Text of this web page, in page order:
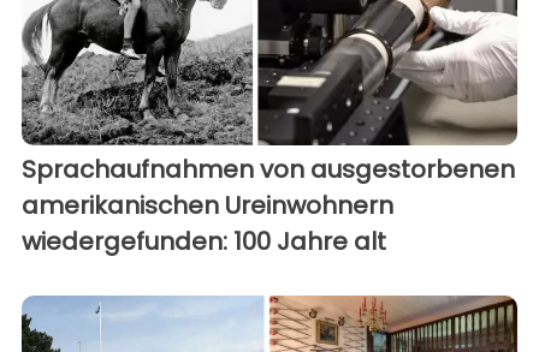
Sprachaufnahmen von ausgestorbenen
amerikanischen Ureinwohnern
wiedergefunden: 100 Jahre alt